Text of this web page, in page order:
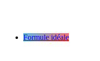
Formule idéale